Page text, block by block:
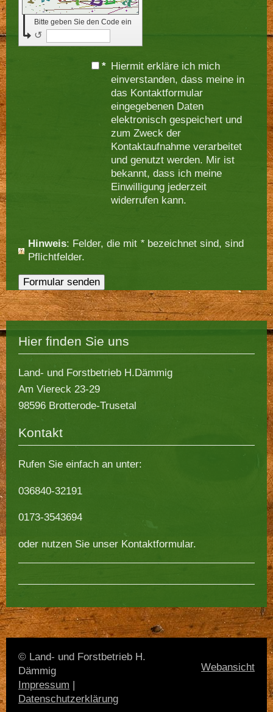
Bitte geben Sie den Code ein
↺
* Hiermit erkläre ich mich
einverstanden, dass meine in
das Kontaktformular
eingegebenen Daten
elektronisch gespeichert und
zum Zweck der
Kontaktaufnahme verarbeitet
und genutzt werden. Mir ist
bekannt, dass ich meine
Einwilligung jederzeit
widerrufen kann.
Hinweis : Felder, die mit * bezeichnet sind, sind
Pflichtfelder.
Hier finden Sie uns
Land- und Forstbetrieb H.Dämmig
Am Viereck 23-29
98596 Brotterode-Trusetal
Kontakt
Rufen Sie einfach an unter:
036840-32191
0173-3543694
oder nutzen Sie unser Kontaktformular.
© Land- und Forstbetrieb H.
Dämmig
Impressum |
Datenschutzerklärung
Webansicht